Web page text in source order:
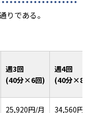
りである。
週3回
(40分×6回)
週4回
(40分×8
25,920円/月 34,560円